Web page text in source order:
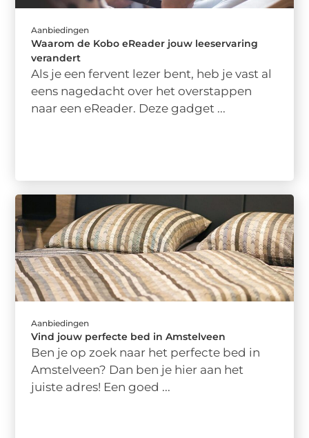
Aanbiedingen
Waarom de Kobo eReader jouw leeservaring
verandert
Als je een fervent lezer bent, heb je vast al
eens nagedacht over het overstappen
naar een eReader. Deze gadget ...
Aanbiedingen
Vind jouw perfecte bed in Amstelveen
Ben je op zoek naar het perfecte bed in
Amstelveen? Dan ben je hier aan het
juiste adres! Een goed ...